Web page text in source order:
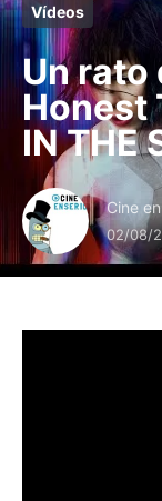
Vídeos
Un rato
Honest
IN THE
Cine
02/08/